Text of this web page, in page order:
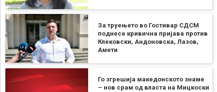
За труењето во Гостивар СДСМ
поднесе кривична пријава против
Клековски, Андоновска, Лазов,
Амети
Го згрешија македонското знаме
– нов срам од власта на Мицкоски